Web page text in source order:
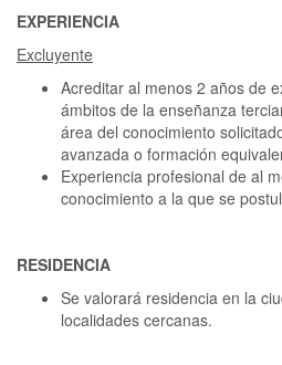
EXPERIENCIA
Excluyente
Acreditar al menos 2 años de
ámbitos de la enseñanza
área del conocimiento
avanzada o formación
Experiencia profesional de al
conocimiento a la que se
RESIDENCIA
Se valorará residencia en la
localidades cercanas.